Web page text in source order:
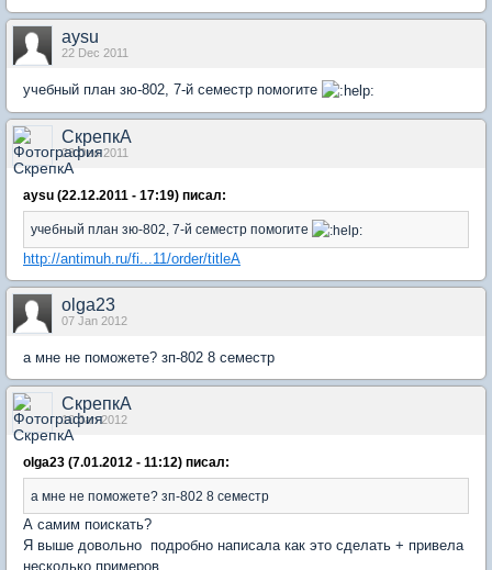
aysu
22 Dec 2011
учебный план зю-802, 7-й семестр помогите
СкрепкА
23 Dec 2011
aysu (22.12.2011 - 17:19) писал:
учебный план зю-802, 7-й семестр помогите
http://antimuh.ru/fi...11/order/titleA
olga23
07 Jan 2012
а мне не поможете? зп-802 8 семестр
СкрепкА
10 Jan 2012
olga23 (7.01.2012 - 11:12) писал:
а мне не поможете? зп-802 8 семестр
А самим поискать?
Я выше довольно подробно написала как это сделать + привела
несколько примеров.